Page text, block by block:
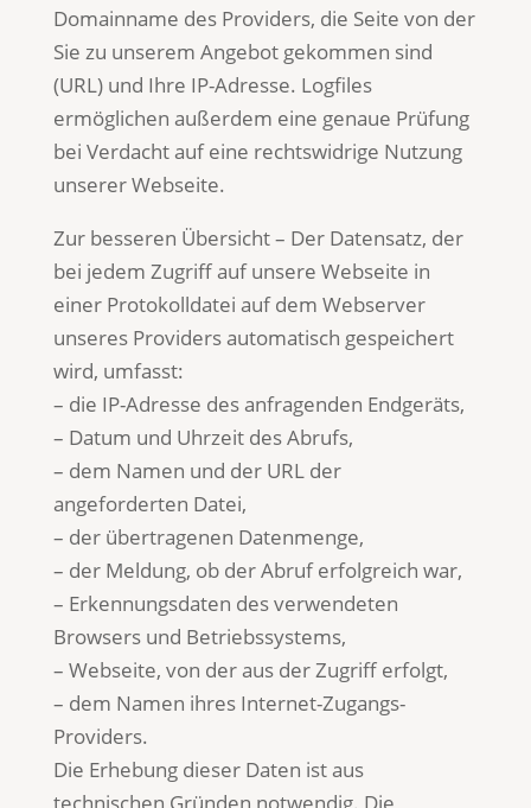
Domainname des Providers, die Seite von der
Sie zu unserem Angebot gekommen sind
(URL) und Ihre IP-Adresse. Logfiles
ermöglichen außerdem eine genaue Prüfung
bei Verdacht auf eine rechtswidrige Nutzung
unserer Webseite.
Zur besseren Übersicht – Der Datensatz, der
bei jedem Zugriff auf unsere Webseite in
einer Protokolldatei auf dem Webserver
unseres Providers automatisch gespeichert
wird, umfasst:
– die IP-Adresse des anfragenden Endgeräts,
– Datum und Uhrzeit des Abrufs,
– dem Namen und der URL der
angeforderten Datei,
– der übertragenen Datenmenge,
– der Meldung, ob der Abruf erfolgreich war,
– Erkennungsdaten des verwendeten
Browsers und Betriebssystems,
– Webseite, von der aus der Zugriff erfolgt,
– dem Namen ihres Internet-Zugangs-
Providers.
Die Erhebung dieser Daten ist aus